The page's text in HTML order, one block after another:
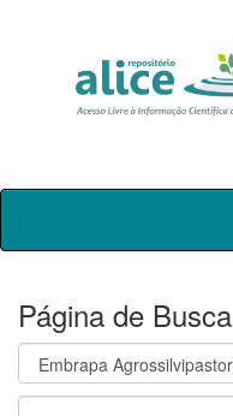
Skip
Página de Busca